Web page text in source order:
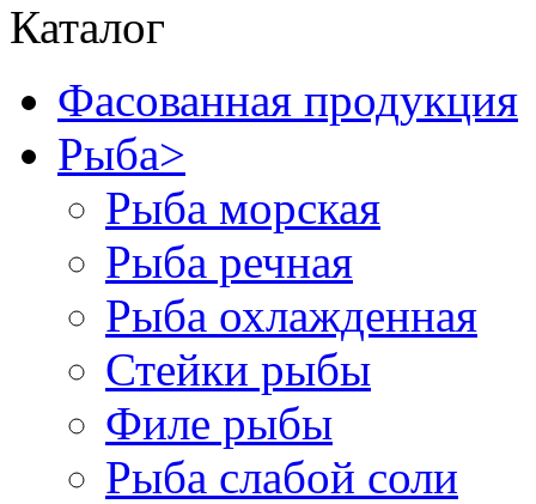
Каталог
Фасованная продукция
Рыба>
Рыба морская
Рыба речная
Рыба охлажденная
Стейки рыбы
Филе рыбы
Рыба слабой соли